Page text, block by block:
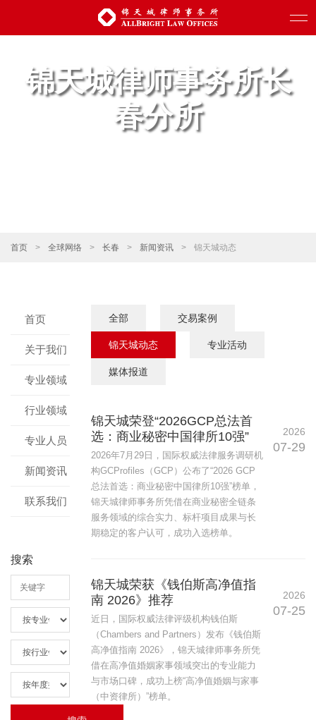
锦天城律师事务所长
春分所
首页 > 全球网络 > 长春 > 新闻资讯 > 锦天城动态
首页
关于我们
专业领域
行业领域
专业人员
新闻资讯
联系我们
搜索
全部 交易案例
锦天城动态 专业活动
媒体报道
锦天城荣登“2026GCP总法首
选：商业秘密中国律所10强”
2026年7月29日，国际权威法律服务调研机
构GCProfiles（GCP）公布了“2026 GCP
总法首选：商业秘密中国律所10强”榜单，
锦天城律师事务所凭借在商业秘密全链条
服务领域的综合实力、标杆项目成果与长
期稳定的客户认可，成功入选榜单。
2026
07-29
锦天城荣获《钱伯斯高净值指
南 2026》推荐
近日，国际权威法律评级机构钱伯斯
（Chambers and Partners）发布《钱伯斯
高净值指南 2026》，锦天城律师事务所凭
借在高净值婚姻家事领域突出的专业能力
与市场口碑，成功上榜“高净值婚姻与家事
（中资律所）”榜单。
2026
07-25